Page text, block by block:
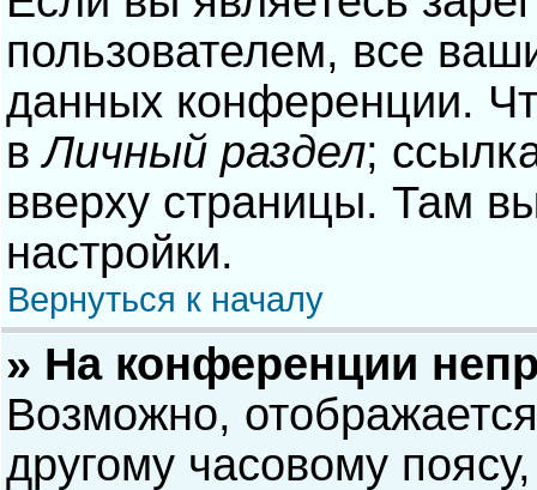
пользователем, все
данных конференции.
вЛичный раздел;
вверху страницы. Там
настройки.
Вернуться к началу
» На конференции
Возможно,
другому часовому